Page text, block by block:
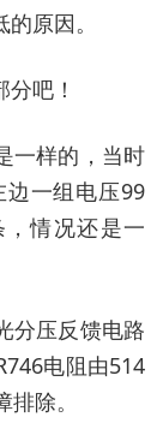
原因。
吧！
一样的，当时
一组电压99
情况还是一
分压反馈电路
电阻由514
除。